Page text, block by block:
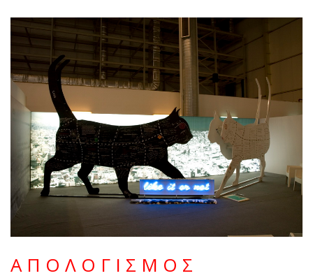
Α Π Ο Λ Ο Γ Ι Σ Μ Ο Σ